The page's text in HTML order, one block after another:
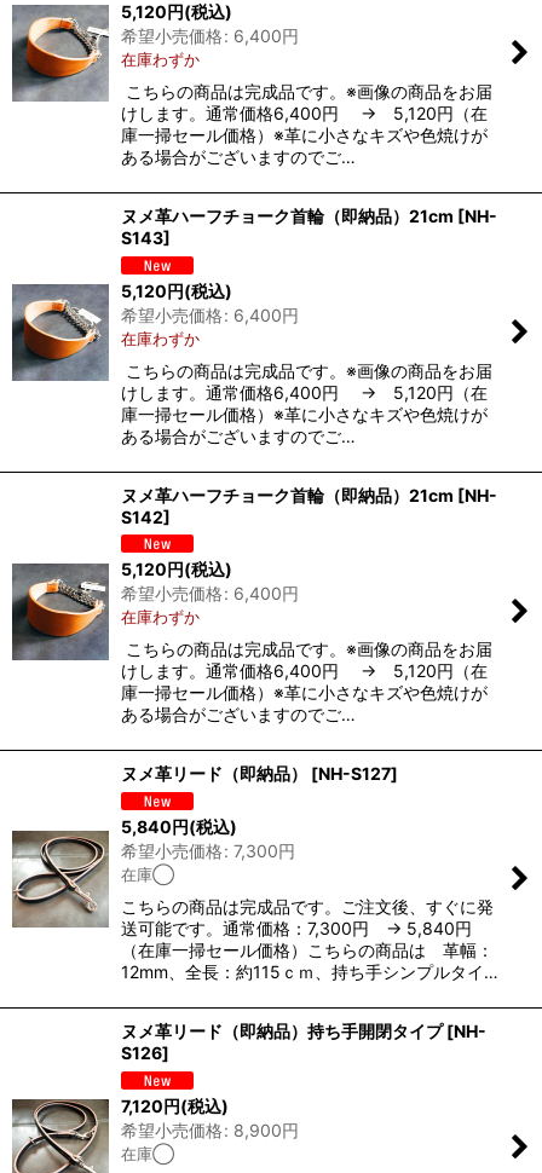
5,120円(税込)
希望小売価格: 6,400円
在庫わずか
こちらの商品は完成品です。※画像の商品をお届
けします。通常価格6,400円 → 5,120円（在
庫一掃セール価格）※革に小さなキズや色焼けが
ある場合がございますのでご…
ヌメ革ハーフチョーク首輪（即納品）21cm [NH-
S143]
5,120円(税込)
希望小売価格: 6,400円
在庫わずか
こちらの商品は完成品です。※画像の商品をお届
けします。通常価格6,400円 → 5,120円（在
庫一掃セール価格）※革に小さなキズや色焼けが
ある場合がございますのでご…
ヌメ革ハーフチョーク首輪（即納品）21cm [NH-
S142]
5,120円(税込)
希望小売価格: 6,400円
在庫わずか
こちらの商品は完成品です。※画像の商品をお届
けします。通常価格6,400円 → 5,120円（在
庫一掃セール価格）※革に小さなキズや色焼けが
ある場合がございますのでご…
ヌメ革リード（即納品） [NH-S127]
5,840円(税込)
希望小売価格: 7,300円
在庫◯
こちらの商品は完成品です。ご注文後、すぐに発
送可能です。通常価格：7,300円 → 5,840円
（在庫一掃セール価格）こちらの商品は 革幅：
12mm、全長：約115ｃｍ、持ち手シンプルタイ…
ヌメ革リード（即納品）持ち手開閉タイプ [NH-
S126]
7,120円(税込)
希望小売価格: 8,900円
在庫◯